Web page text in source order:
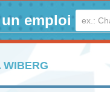
emploi
WIBERG